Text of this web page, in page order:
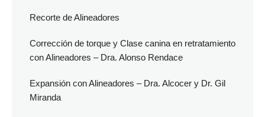
Recorte de Alineadores
Corrección de torque y Clase canina en retratamiento
con Alineadores – Dra. Alonso Rendace
Expansión con Alineadores – Dra. Alcocer y Dr. Gil
Miranda